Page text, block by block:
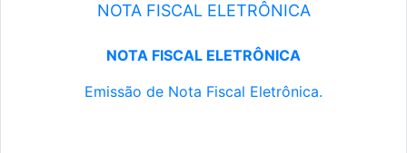
NOTA FISCAL ELETRÔNICA
NOTA FISCAL ELETRÔNICA
Emissão de Nota Fiscal Eletrônica.